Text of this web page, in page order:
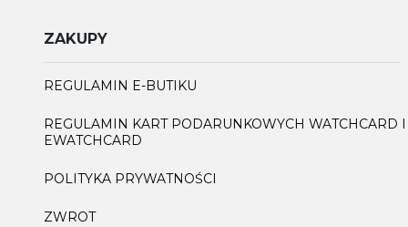
ZAKUPY
REGULAMIN E-BUTIKU
REGULAMIN KART PODARUNKOWYCH WATCHCARD I
EWATCHCARD
POLITYKA PRYWATNOŚCI
ZWROT